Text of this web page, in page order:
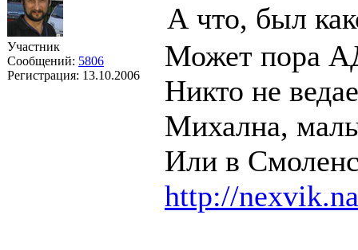
Участник
Сообщений: 5806
Регистрация: 13.10.2006
А что, был
Может пора
Никто не
Михална,
Или в
http://